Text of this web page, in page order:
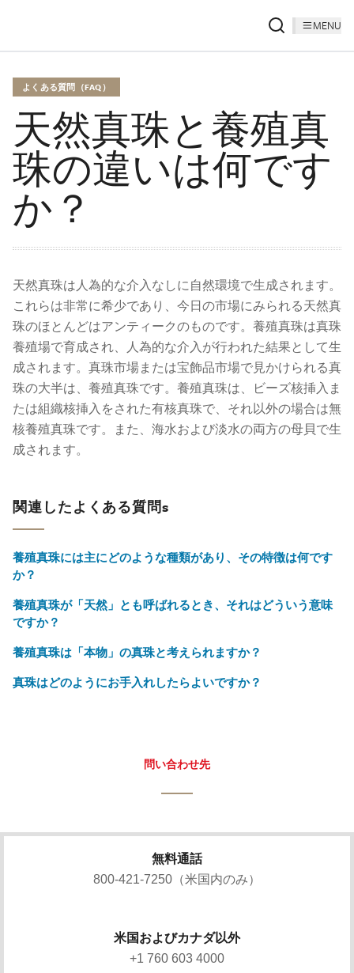
MENU
よくある質問（FAQ）
天然真珠と養殖真
珠の違いは何です
か？
天然真珠は人為的な介入なしに自然環境で生成されます。
これらは非常に希少であり、今日の市場にみられる天然真
珠のほとんどはアンティークのものです。養殖真珠は真珠
養殖場で育成され、人為的な介入が行われた結果として生
成されます。真珠市場または宝飾品市場で見かけられる真
珠の大半は、養殖真珠です。養殖真珠は、ビーズ核挿入ま
たは組織核挿入をされた有核真珠で、それ以外の場合は無
核養殖真珠です。また、海水および淡水の両方の母貝で生
成されます。
関連したよくある質問s
養殖真珠には主にどのような種類があり、その特徴は何です
か？
養殖真珠が「天然」とも呼ばれるとき、それはどういう意味
ですか？
養殖真珠は「本物」の真珠と考えられますか？
真珠はどのようにお手入れしたらよいですか？
問い合わせ先
無料通話
800-421-7250（米国内のみ）
米国およびカナダ以外
+1 760 603 4000